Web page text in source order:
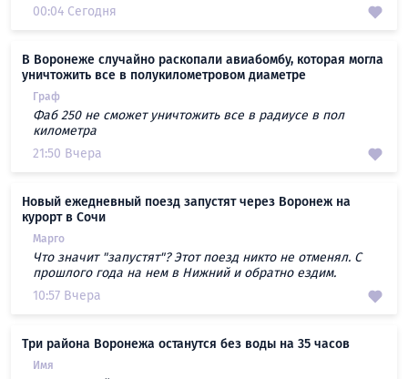
00:04 Сегодня
В Воронеже случайно раскопали авиабомбу, которая могла
уничтожить все в полукилометровом диаметре
Граф
Фаб 250 не сможет уничтожить все в радиусе в пол
километра
21:50 Вчера
Новый ежедневный поезд запустят через Воронеж на
курорт в Сочи
Марго
Что значит "запустят"? Этот поезд никто не отменял. С
прошлого года на нем в Нижний и обратно ездим.
10:57 Вчера
Три района Воронежа останутся без воды на 35 часов
Имя